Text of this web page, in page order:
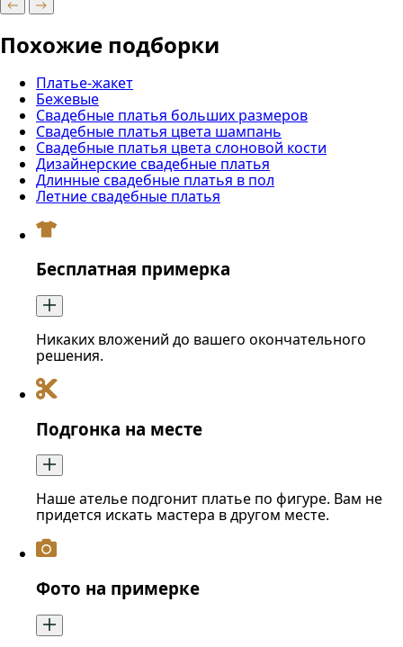
Похожие подборки
Платье-жакет
Бежевые
Свадебные платья больших размеров
Свадебные платья цвета шампань
Свадебные платья цвета слоновой кости
Дизайнерские свадебные платья
Длинные свадебные платья в пол
Летние свадебные платья
Бесплатная примерка
Никаких вложений до вашего окончательного
решения.
Подгонка на месте
Наше ателье подгонит платье по фигуре. Вам не
придется искать мастера в другом месте.
Фото на примерке